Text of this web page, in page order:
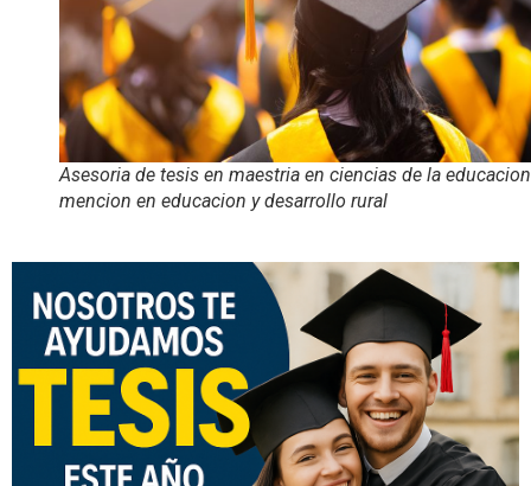
Asesoria de tesis en maestria en ciencias de la educacion
mencion en educacion y desarrollo rural